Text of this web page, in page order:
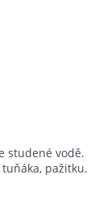
studené vodě.
pažitku.